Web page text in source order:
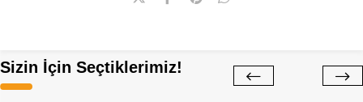
Sizin İçin Seçtiklerimiz!